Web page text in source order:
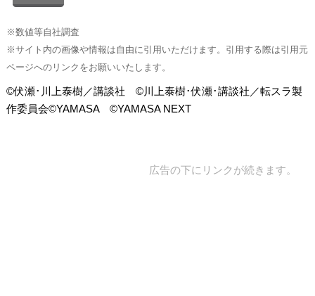
※数値等自社調査
※サイト内の画像や情報は自由に引用いただけます。引用する際は引用元
ページへのリンクをお願いいたします。
©伏瀬･川上泰樹／講談社 ©川上泰樹･伏瀬･講談社／転スラ製
作委員会©YAMASA ©YAMASA NEXT
広告の下にリンクが続きます。